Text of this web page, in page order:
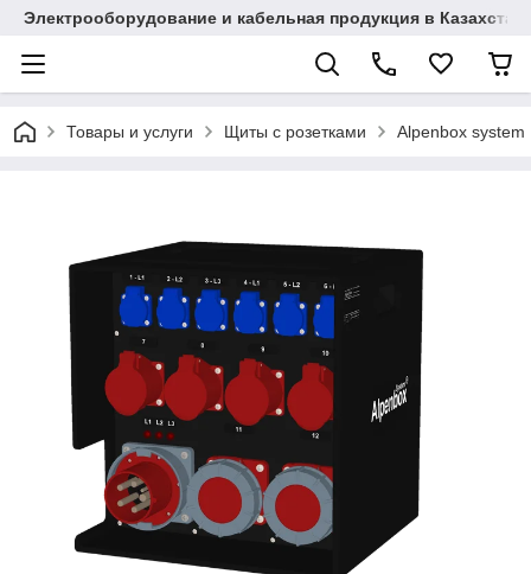
Электрооборудование и кабельная продукция в
Товары и услуги Щиты с розетками Alpenbox system